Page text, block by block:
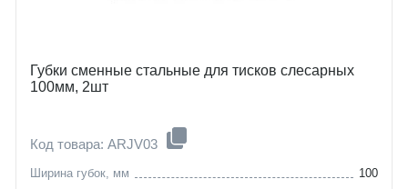
Губки сменные стальные для тисков слесарных
100мм, 2шт
Код товара: ARJV03
Ширина губок, мм 100